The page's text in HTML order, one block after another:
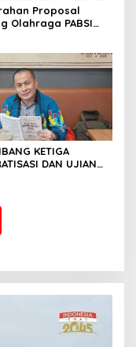
Proposal
Olahraga PABSI
KETIGA
DAN UJIAN